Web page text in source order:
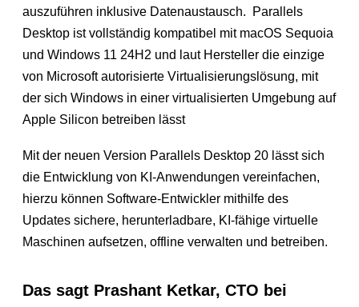
auszuführen inklusive Datenaustausch. Parallels
Desktop ist vollständig kompatibel mit macOS Sequoia
und Windows 11 24H2 und laut Hersteller die einzige
von Microsoft autorisierte Virtualisierungslösung, mit
der sich Windows in einer virtualisierten Umgebung auf
Apple Silicon betreiben lässt
Mit der neuen Version Parallels Desktop 20 lässt sich
die Entwicklung von KI-Anwendungen vereinfachen,
hierzu können Software-Entwickler mithilfe des
Updates sichere, herunterladbare, KI-fähige virtuelle
Maschinen aufsetzen, offline verwalten und betreiben.
Das sagt Prashant Ketkar, CTO bei